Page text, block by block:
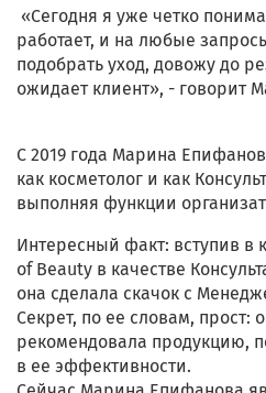
«Сегодня я уже четко
работает, и на любые
подобрать уход, довожу до
ожидает клиент», - говорит
С 2019 года Марина
как косметолог и как
выполняя функции
Интересный факт: вступив в
of Beauty в качестве
она сделала скачок с
Секрет, по ее словам, прост:
рекомендовала продукцию,
в ее эффективности.